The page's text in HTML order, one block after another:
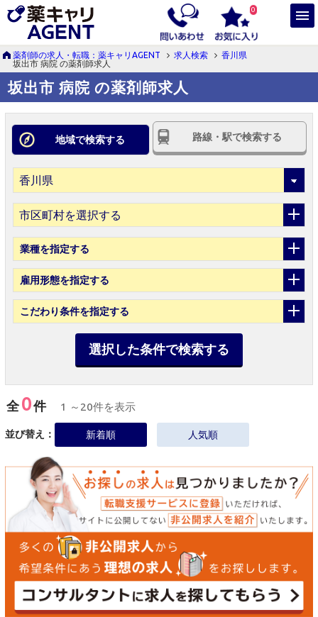
0
薬剤師の求人・転職：薬キャリAGENT 求人検索
香川県
坂出市 病院 の薬剤師求人
坂出市 病院 の薬剤師求人
地域で検索する 路線・駅で検索する
市区町村を選択する
業種を指定する
雇用形態を指定する
こだわり条件を指定する
選択した条件で検索する
全0件 1 ～20件を表示
並び替え： 新着順 人気順